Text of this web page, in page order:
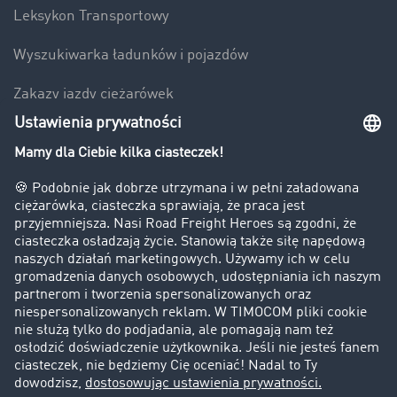
Leksykon Transportowy
Wyszukiwarka ładunków i pojazdów
Zakazy jazdy ciężarówek
Bezpieczeństwo
Firma
Historie sukcesu
Klienci pozyskują nowych klientów
Informacje prawne
Impressum
OWU